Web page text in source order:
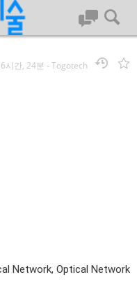
경기도 용인시 기흥구 흥덕1
덕IT밸리)
시간, 24분 -Togotech
Network, Optical Network